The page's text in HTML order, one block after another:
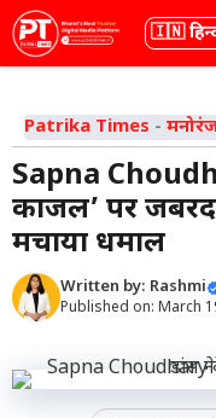
Skip
to
content
भाषा
Patrika Times -
Sapna
काजल’ पर
मचाया धमाल
Written by: Rashmi
Published on: March